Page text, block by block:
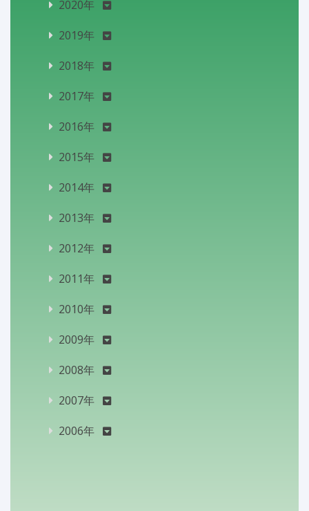
2020年
2019年
2018年
2017年
2016年
2015年
2014年
2013年
2012年
2011年
2010年
2009年
2008年
2007年
2006年